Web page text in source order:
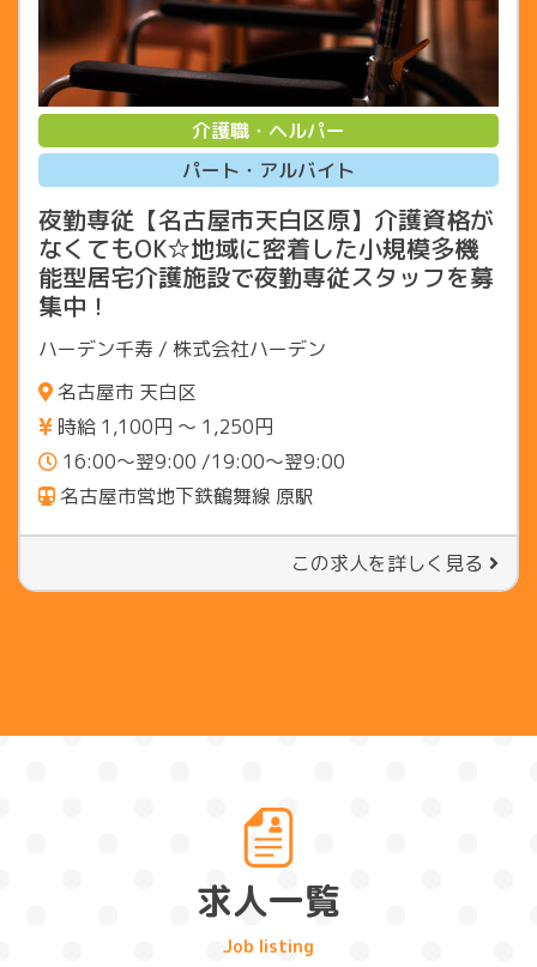
介護職・ヘルパー
パート・アルバイト
夜勤専従【名古屋市天白区原】介護資格が
なくてもOK☆地域に密着した小規模多機
能型居宅介護施設で夜勤専従スタッフを募
集中！
ハーデン千寿 / 株式会社ハーデン
名古屋市 天白区
時給 1,100円 〜 1,250円
16:00～翌9:00 /19:00～翌9:00
名古屋市営地下鉄鶴舞線 原駅
この求人を詳しく見る
求人一覧